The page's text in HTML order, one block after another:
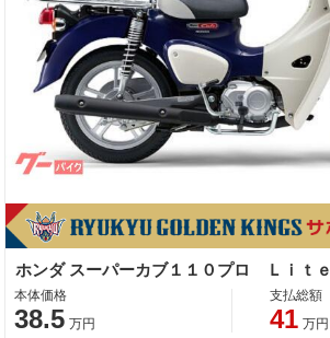
ホンダ スーパーカブ１１０プロ Ｌｉｔｅ
本体価格
38.5 万円
支払総額
41 万円